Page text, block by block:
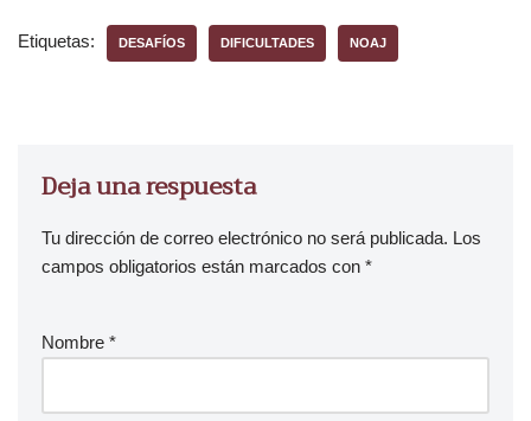
u
Etiquetas: DESAFÍOS DIFICULTADES NOAJ
Deja una respuesta
Tu dirección de correo electrónico no será publicada. Los
campos obligatorios están marcados con *
Nombre *